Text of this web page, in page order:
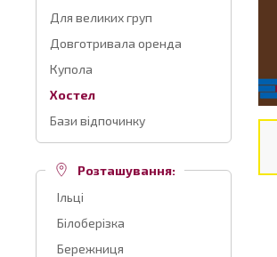
Для великих груп
Довготривала оренда
Купола
Хостел
Бази відпочинку
Розташування:
Ільці
Білоберізка
Бережниця